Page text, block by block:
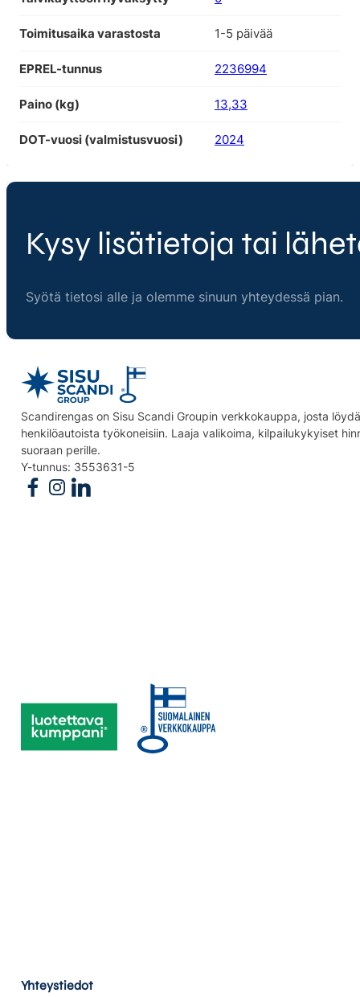
Toimitusaika varastosta 1-5 päivää
EPREL-tunnus 2236994
Paino (kg) 13,33
DOT-vuosi (valmistusvuosi) 2024
Kysy lisätietoja tai
Syötä tietosi alle ja olemme sinuun yhteydessä pian.
Scandirengas on Sisu Scandi Groupin verkkokauppa, josta
henkilöautoista työkoneisiin. Laaja valikoima, kilpailukykyiset
suoraan perille.
Y-tunnus: 3553631-5
Follow us on Facebook
Follow us on Instagram
Follow us on Linkedin
Yhteystiedot